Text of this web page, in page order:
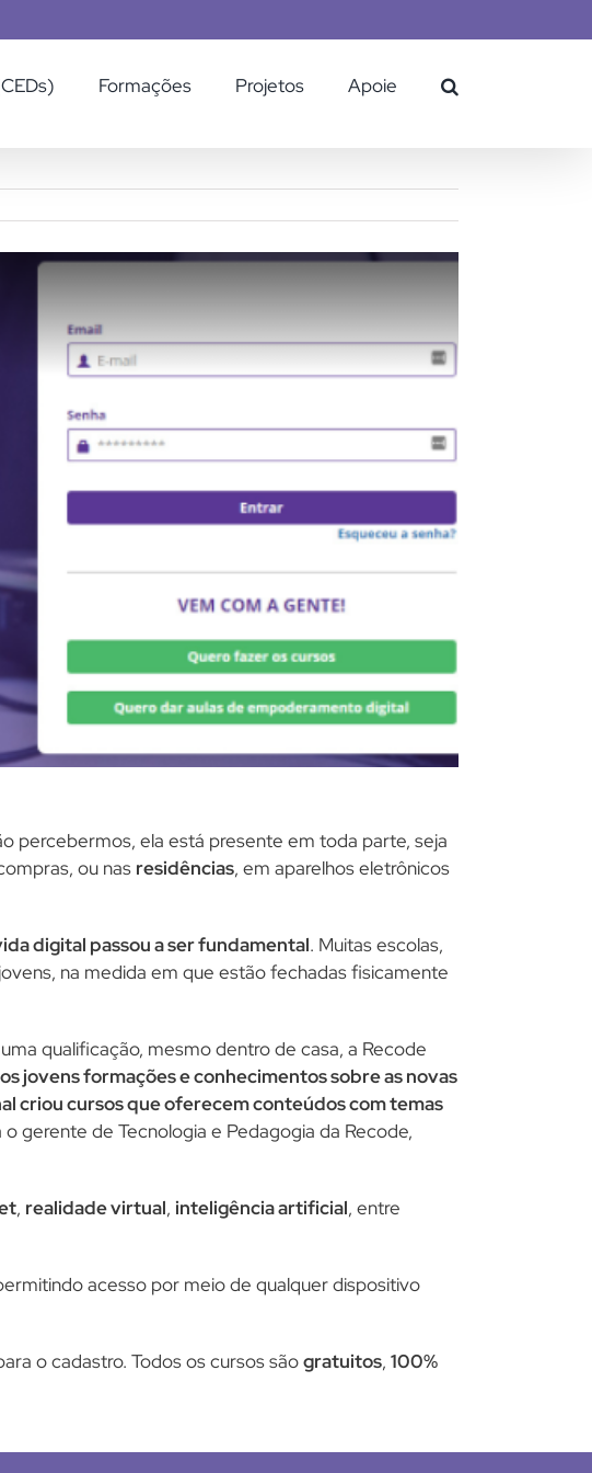
Formações Projetos Apoie
percebermos, ela está presente em toda parte, seja
ou nas residências, em aparelhos eletrônicos
digital passou a ser fundamental. Muitas escolas,
na medida em que estão fechadas fisicamente
qualificação, mesmo dentro de casa, a Recode
jovens formações e conhecimentos sobre as novas
criou cursos que oferecem conteúdos com temas
o gerente de Tecnologia e Pedagogia da Recode,
, realidade virtual, inteligência artificial, entre
acesso por meio de qualquer dispositivo
o cadastro. Todos os cursos sãogratuitos, 100%